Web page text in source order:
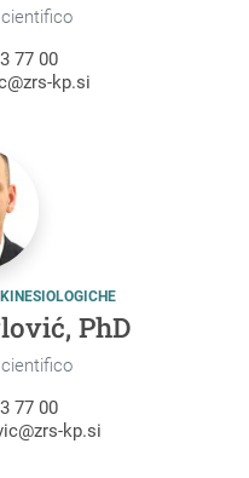
77 00
kp.si
PhD
77 00
kp.si